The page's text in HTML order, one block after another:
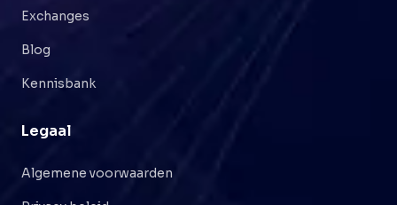
Exchanges
Blog
Kennisbank
Legaal
Algemene voorwaarden